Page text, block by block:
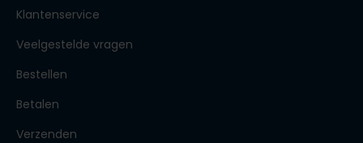
Klantenservice
Veelgestelde vragen
Bestellen
Betalen
Verzenden